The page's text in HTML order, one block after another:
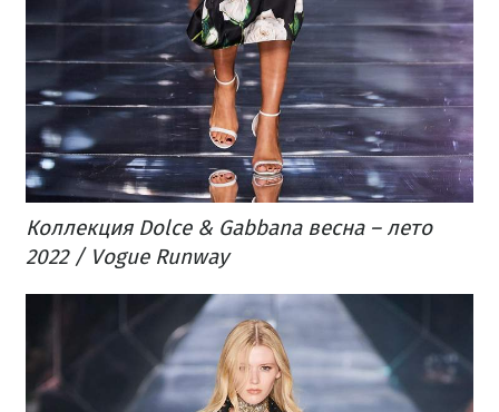
Коллекция Dolce & Gabbana весна – лето
2022 / Vogue Runway